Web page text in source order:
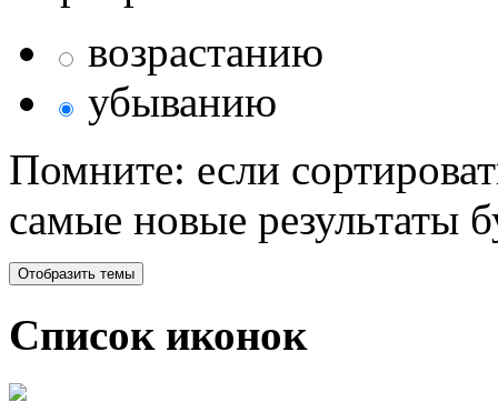
возрастанию
убыванию
Помните: если
самые новые результаты
Список иконок